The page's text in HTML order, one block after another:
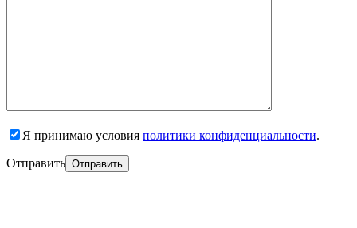
Я принимаю условия политики конфиденциальности.
Отправить